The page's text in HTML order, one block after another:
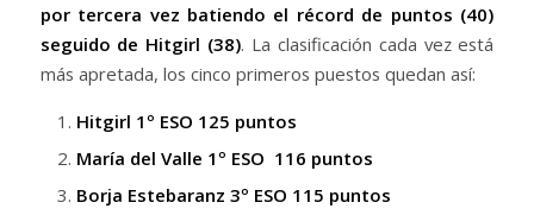
por tercera vez batiendo el récord de puntos (40)
seguido de Hitgirl (38). La clasificación cada vez está
más apretada, los cinco primeros puestos quedan así:
Hitgirl 1º ESO 125 puntos
María del Valle 1º ESO 116 puntos
Borja Estebaranz 3º ESO 115 puntos